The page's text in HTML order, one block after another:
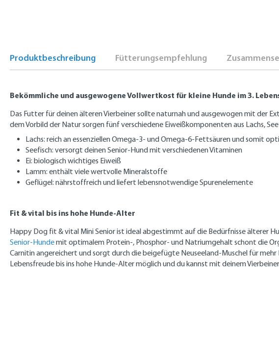
Produktbeschreibung Fütterungsempfehlung
Bekömmliche und ausgewogene Vollwertkost für kleine Hunde im 3.
Das Futter für deinen älteren Vierbeiner sollte naturnah und ausgewogen mit der
dem Vorbild der Natur sorgen fünf verschiedene Eiweißkomponenten aus Lachs,
Lachs: reich an essenziellen Omega-3- und Omega-6-Fettsäuren und somit
Seefisch: versorgt deinen Senior-Hund mit verschiedenen Vitaminen
Ei: biologisch wichtiges Eiweiß
Lamm: enthält viele wertvolle Mineralstoffe
Geflügel: nährstoffreich und liefert lebensnotwendige Spurenelemente
Fit & vital bis ins hohe Hunde-Alter
Happy Dog fit & vital Mini Senior ist ideal abgestimmt auf die Bedürfnisse älterer
Senior-Hundemit optimalem Protein-, Phosphor- und Natriumgehalt schont die
Carnitin angereichert und sorgt durch die beigefügte Neuseeland-Muschel für
Lebensfreude bis ins hohe Hunde-Alter möglich und du kannst mit deinem